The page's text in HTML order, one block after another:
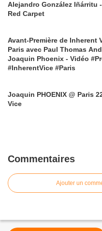
Alejandro González Iñárritu
Red Carpet
Avant-Première de Inherent
Paris avec Paul Thomas
Joaquin Phoenix - Vidéo
#InherentVice #Paris
Joaquin PHOENIX @ Paris
Vice
Commentaires
Ajouter un